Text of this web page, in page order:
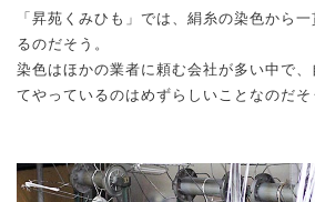
「昇苑くみひも」では、絹糸の染色から
るのだそう。
染色はほかの業者に頼む会社が多い中で
てやっているのはめずらしいことなのだそ